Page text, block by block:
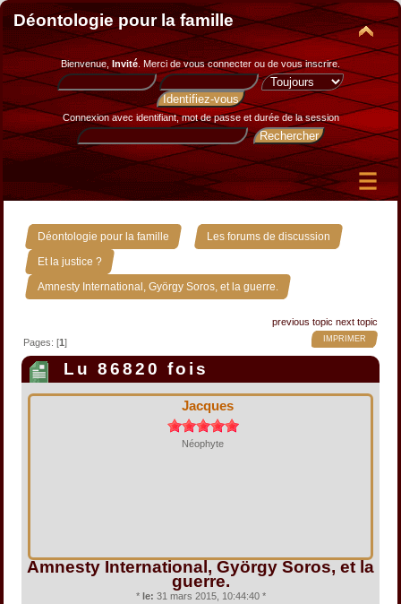
Déontologie pour la famille
Bienvenue, Invité. Merci devous connecter ou de vous inscrire.
Connexion avec identifiant, mot de passe et durée de la session
Déontologie pour la famille » Les forums de discussion »
Et la justice ? »
Amnesty International, György Soros, et la guerre.
previous topic next topic
IMPRIMER
Pages: [1]
Lu 86820 fois
Jacques
Néophyte
Amnesty International, György Soros, et la
guerre.
* le: 31 mars 2015, 10:44:40 *